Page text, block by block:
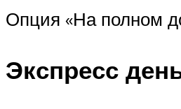
Опция «На полном
Экспресс